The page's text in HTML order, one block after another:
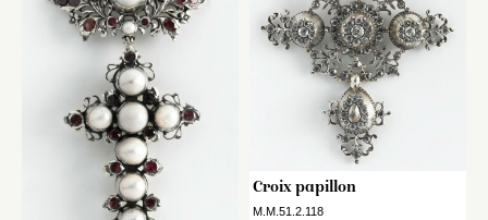
Croix papillon
M.M.51.2.118